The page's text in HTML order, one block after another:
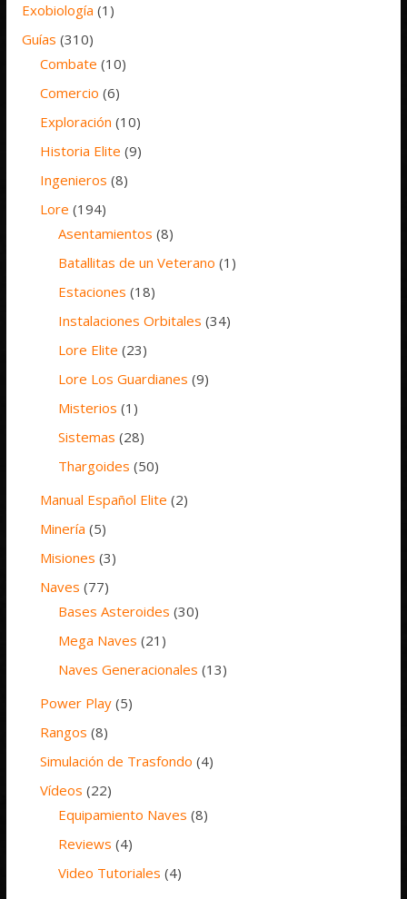
Exobiología (1)
Guías (310)
Combate (10)
Comercio (6)
Exploración (10)
Historia Elite (9)
Ingenieros (8)
Lore (194)
Asentamientos (8)
Batallitas de un Veterano (1)
Estaciones (18)
Instalaciones Orbitales (34)
Lore Elite (23)
Lore Los Guardianes (9)
Misterios (1)
Sistemas (28)
Thargoides (50)
Manual Español Elite (2)
Minería (5)
Misiones (3)
Naves (77)
Bases Asteroides (30)
Mega Naves (21)
Naves Generacionales (13)
Power Play (5)
Rangos (8)
Simulación de Trasfondo (4)
Vídeos (22)
Equipamiento Naves (8)
Reviews (4)
Video Tutoriales (4)